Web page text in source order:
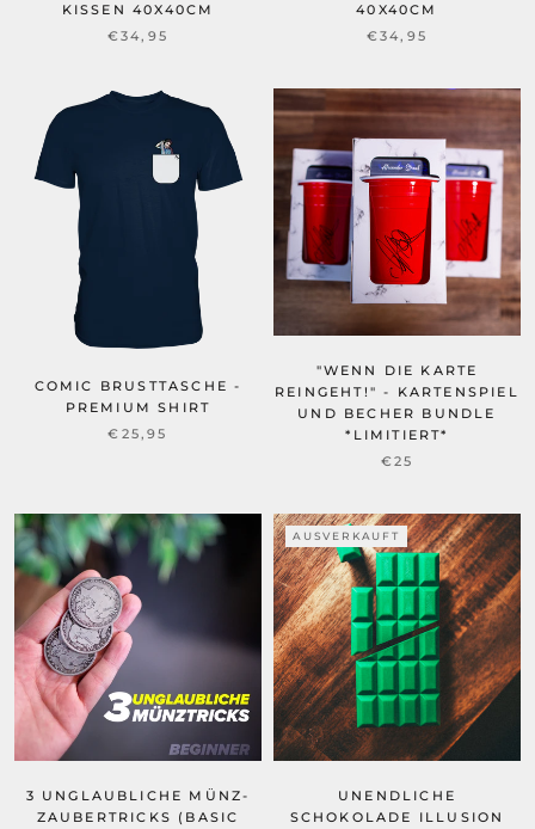
KISSEN 40X40CM
€34,95
40X40CM
€34,95
COMIC BRUSTTASCHE -
PREMIUM SHIRT
€25,95
"WENN DIE KARTE
REINGEHT!" - KARTENSPIEL
UND BECHER BUNDLE
*LIMITIERT*
€25
3 UNGLAUBLICHE MÜNZ-
ZAUBERTRICKS (BASIC
AUSVERKAUFT
UNENDLICHE
SCHOKOLADE ILLUSION